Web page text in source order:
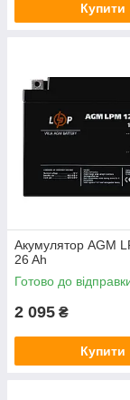
Купити
Акумулятор AGM
26 Ah
Готово до
2 095 ₴
Купити